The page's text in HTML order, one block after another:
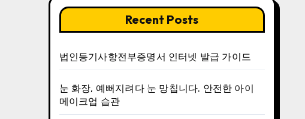
Recent Posts
법인등기사항전부증명서 인터넷 발급 가이드
눈 화장, 예뻐지려다 눈 망칩니다. 안전한 아이
메이크업 습관